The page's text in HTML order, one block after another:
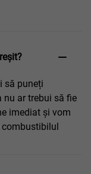
să puneți
nu ar trebui să fie
imediat și vom